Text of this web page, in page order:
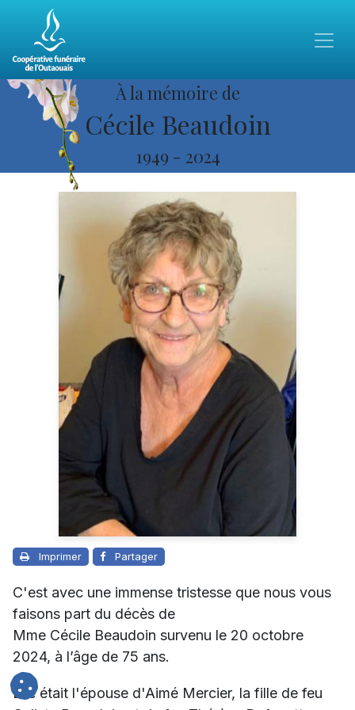
À la mémoire de
Cécile Beaudoin
1949 - 2024
Imprimer Partager
C'est avec une immense tristesse que nous vous
faisons part du décès de
Mme Cécile Beaudoin survenu le 20 octobre
2024, à l’âge de 75 ans.
Elle était l'épouse d'Aimé Mercier, la fille de feu